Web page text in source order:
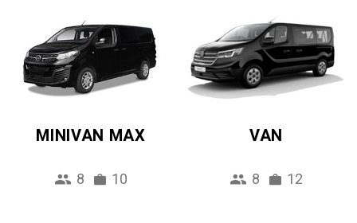
MINIVAN MAX
8 10
VAN
8 12